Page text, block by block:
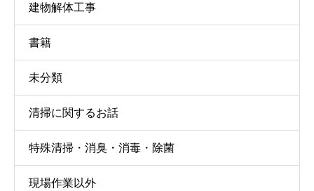
建物解体工事
書籍
未分類
清掃に関するお話
特殊清掃・消臭・消毒・除菌
現場作業以外